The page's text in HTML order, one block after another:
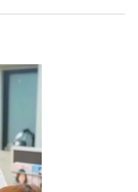
地域密着